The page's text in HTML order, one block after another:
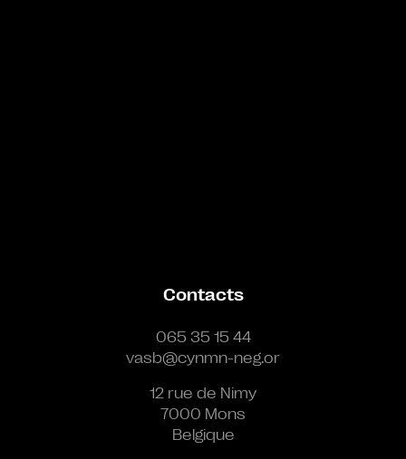
Contacts
065 35 15 44
vasb@cynmn-neg.or
12 rue de Nimy
7000 Mons
Belgique